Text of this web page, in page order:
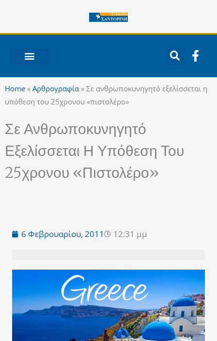
περιεχόμενο
F
a
e
b
Home » Αρθρογραφία » Σε ανθρωποκυνηγητό εξελίσσεται η
υπόθεση του 25χρονου «πιστολέρο»
Σε Ανθρωποκυνηγητό
Εξελίσσεται Η Υπόθεση Του
25χρονου «πιστολέρο»
6 Φεβρουαρίου, 2011 12:31 μμ